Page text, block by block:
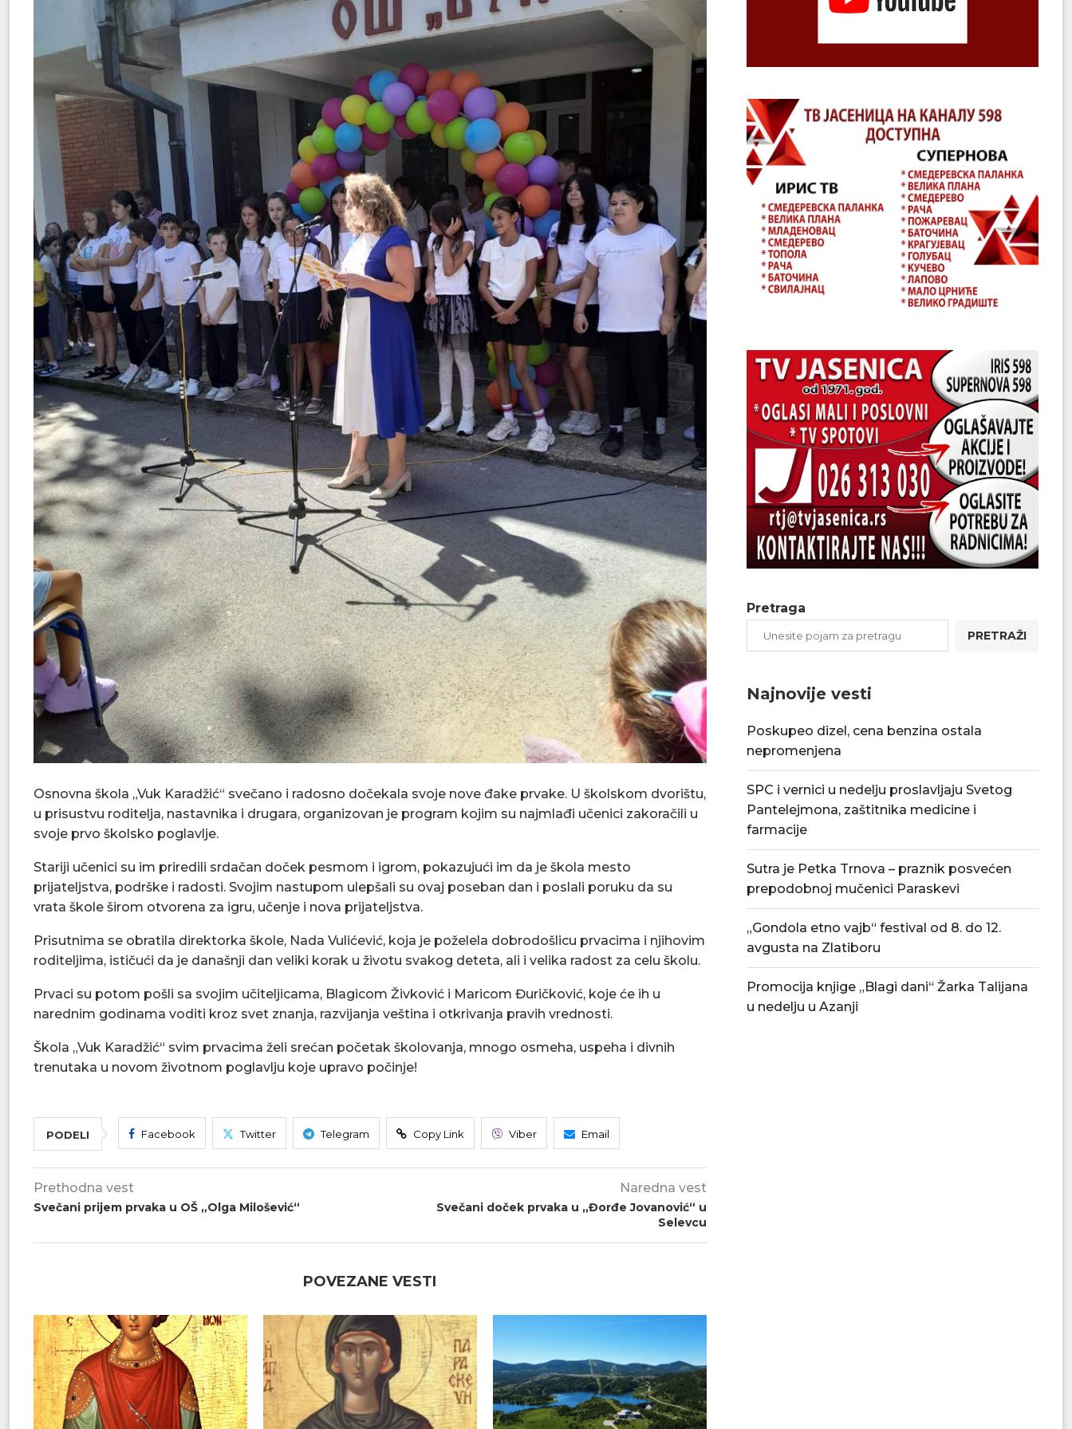
Osnovna škola „Vuk Karadžić“ svečano i radosno dočekala svoje nove đake prvake. U školskom dvorištu,
u prisustvu roditelja, nastavnika i drugara, organizovan je program kojim su najmlađi učenici zakoračili u
svoje prvo školsko poglavlje.
Stariji učenici su im priredili srdačan doček pesmom i igrom, pokazujući im da je škola mesto
prijateljstva, podrške i radosti. Svojim nastupom ulepšali su ovaj poseban dan i poslali poruku da su
vrata škole širom otvorena za igru, učenje i nova prijateljstva.
Prisutnima se obratila direktorka škole, Nada Vulićević, koja je poželela dobrodošlicu prvacima i njihovim
roditeljima, ističući da je današnji dan veliki korak u životu svakog deteta, ali i velika radost za celu školu.
Prvaci su potom pošli sa svojim učiteljicama, Blagicom Živković i Maricom Đuričković, koje će ih u
narednim godinama voditi kroz svet znanja, razvijanja veština i otkrivanja pravih vrednosti.
Škola „Vuk Karadžić“ svim prvacima želi srećan početak školovanja, mnogo osmeha, uspeha i divnih
trenutaka u novom životnom poglavlju koje upravo počinje!
PODELI Facebook Twitter Telegram Copy Link Viber Email
Prethodna vest
Svečani prijem prvaka u OŠ „Olga Milošević“
Naredna vest
Svečani doček prvaka u „Đorđe Jovanović“ u
Selevcu
POVEZANE VESTI
Pretraga
PRETRAŽI
Najnovije vesti
Poskupeo dizel, cena benzina ostala
nepromenjena
SPC i vernici u nedelju proslavljaju Svetog
Pantelejmona, zaštitnika medicine i
farmacije
Sutra je Petka Trnova – praznik posvećen
prepodobnoj mučenici Paraskevi
„Gondola etno vajb“ festival od 8. do 12.
avgusta na Zlatiboru
Promocija knjige „Blagi dani“ Žarka Talijana
u nedelju u Azanji